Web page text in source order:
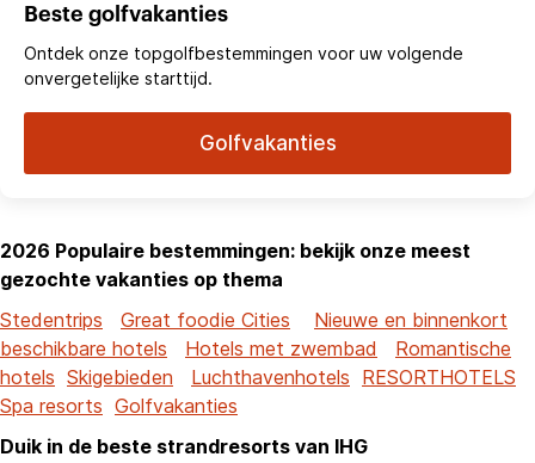
Beste golfvakanties
Ontdek onze topgolfbestemmingen voor uw volgende
onvergetelijke starttijd.
Golfvakanties
2026 Populaire bestemmingen: bekijk onze meest
gezochte vakanties op thema
Stedentrips
Great foodie Cities
Nieuwe en binnenkort
beschikbare hotels
Hotels met zwembad
Romantische
hotels Skigebieden Luchthavenhotels RESORTHOTELS
Spa resorts Golfvakanties
Duik in de beste strandresorts van IHG